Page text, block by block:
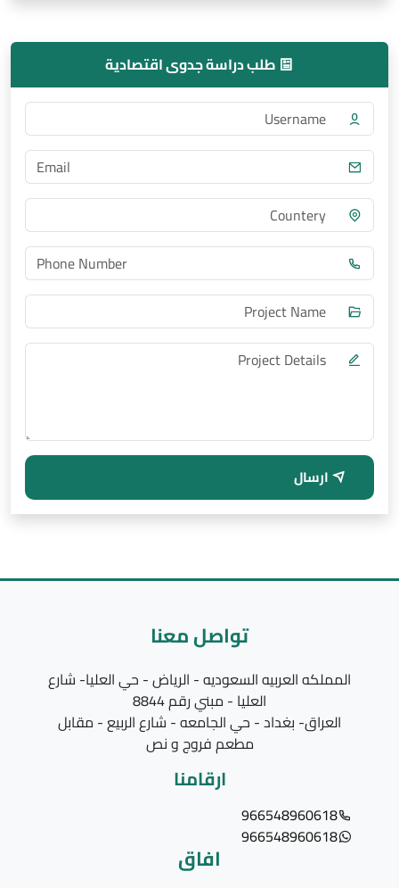
طلب دراسة جدوى اقتصادية
تواصل معنا
المملكه العربيه السعوديه - الرياض - حي العليا- شارع
العليا - مبني رقم 8844
العراق- بغداد - حي الجامعه - شارع الربيع - مقابل
مطعم فروج و نص
ارقامنا
966548960618
966548960618
افاق